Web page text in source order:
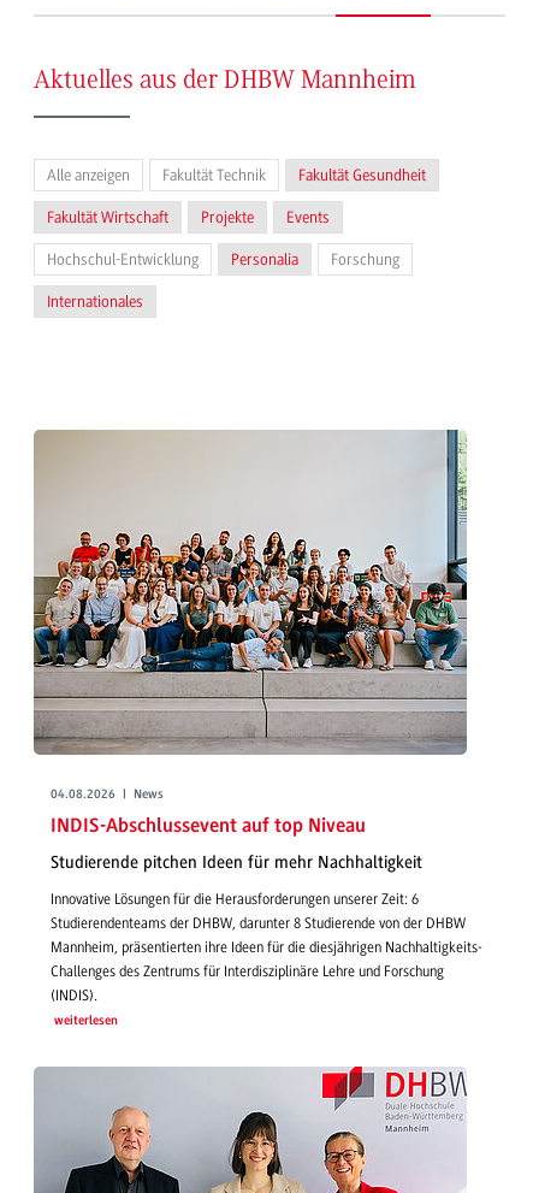
Aktuelles aus der DHBW Mannheim
Alle anzeigen Fakultät Technik Fakultät Gesundheit
Fakultät Wirtschaft Projekte Events
Hochschul-Entwicklung Personalia Forschung
Internationales
04.08.2026 | News
INDIS-Abschlussevent auf top Niveau
Studierende pitchen Ideen für mehr Nachhaltigkeit
Innovative Lösungen für die Herausforderungen unserer Zeit: 6
Studierendenteams der DHBW, darunter 8 Studierende von der DHBW
Mannheim, präsentierten ihre Ideen für die diesjährigen Nachhaltigkeits-
Challenges des Zentrums für Interdisziplinäre Lehre und Forschung
(INDIS).
weiterlesen